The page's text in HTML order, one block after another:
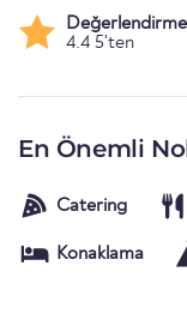
Değerlendirme
4.4 5'ten
En Önemli
Catering
Konaklama